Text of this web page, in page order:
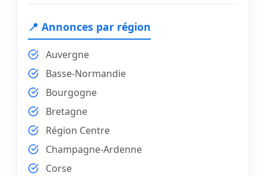
📍 Annonces par région
Auvergne
Basse-Normandie
Bourgogne
Bretagne
Région Centre
Champagne-Ardenne
Corse